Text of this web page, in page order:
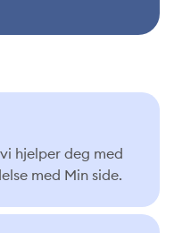
hjelper deg med
med Min side.